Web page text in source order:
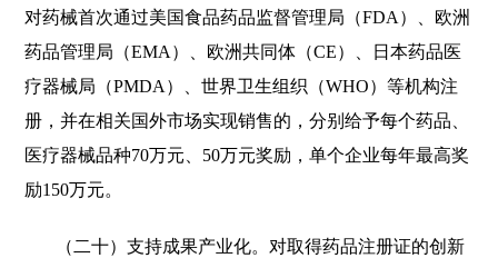
对药械首次通过美国食品药品监督管理局（FDA）、欧洲
药品管理局（EMA）、欧洲共同体（CE）、日本药品医
疗器械局（PMDA）、世界卫生组织（WHO）等机构注
册，并在相关国外市场实现销售的，分别给予每个药品、
医疗器械品种70万元、50万元奖励，单个企业每年最高奖
励150万元。
（二十）支持成果产业化。对取得药品注册证的创新